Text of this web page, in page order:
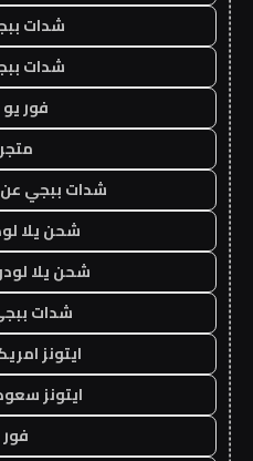
شدات
شدات
فور
متجر 4u
شدات ببجي
شحن يلا
شحن يلا
شدات
ايتونز
ايتونز